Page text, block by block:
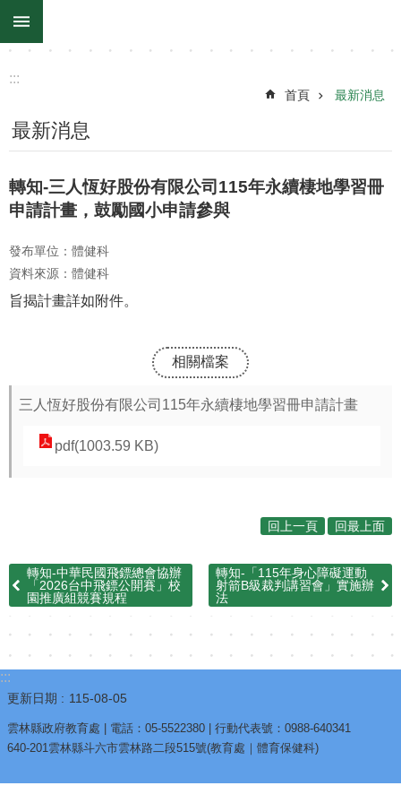
跳到主要內容區塊
:::
首頁 最新消息
最新消息
轉知-三人恆好股份有限公司115年永續棲地學習冊
申請計畫，鼓勵國小申請參與
發布單位：體健科
資料來源：體健科
旨揭計畫詳如附件。
相關檔案
三人恆好股份有限公司115年永續棲地學習冊申請計畫
pdf(1003.59 KB)
回上一頁 回最上面
轉知-中華民國飛鏢總會協辦
「2026台中飛鏢公開賽」校
園推廣組競賽規程
轉知-「115年身心障礙運動
射箭B級裁判講習會」實施辦
法
:::
更新日期 115-08-05
雲林縣政府教育處 | 電話：05-5522380 | 行動代表號：0988-640341
640-201雲林縣斗六市雲林路二段515號(教育處｜體育保健科)